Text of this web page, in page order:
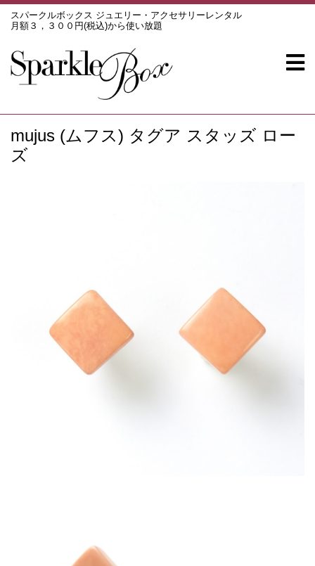
スパークルボックス ジュエリー・アクセサリーレンタル
月額３，３００円(税込)から使い放題
mujus (ムフス) タグア スタッズ ロー
ズ